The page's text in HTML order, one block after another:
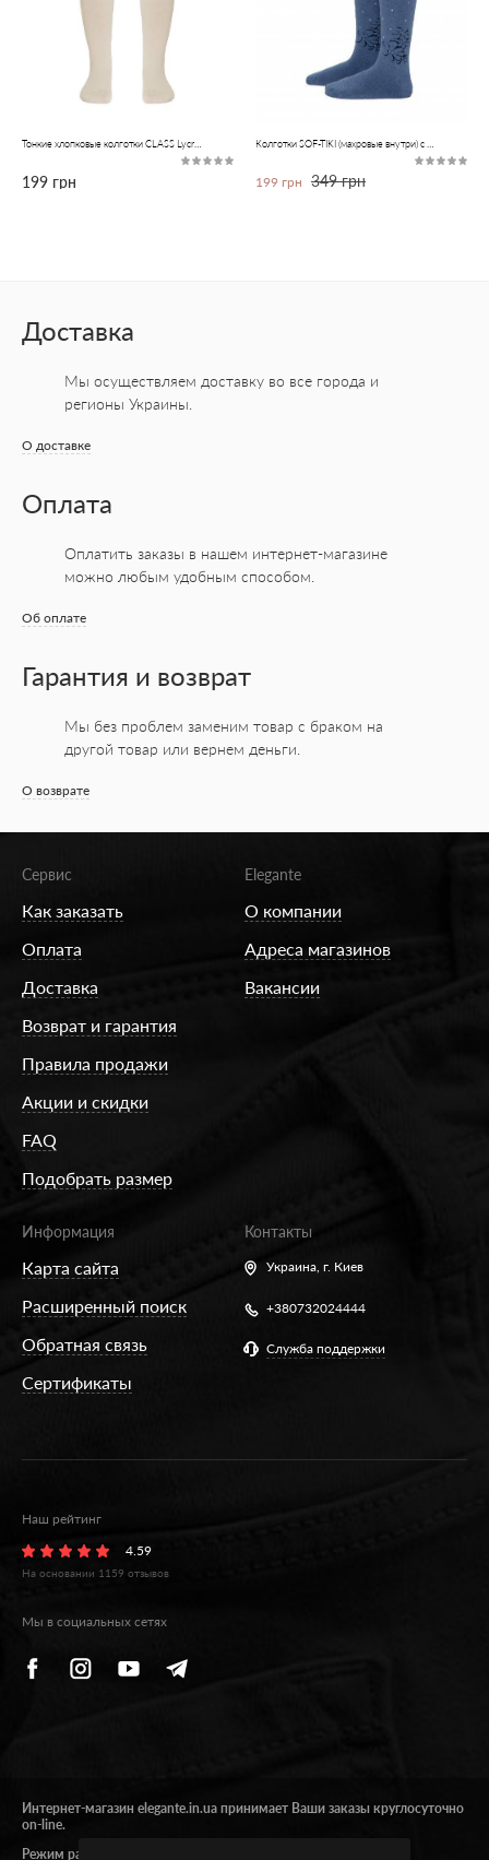
199 грн 199 грн 349 грн
Доставка
Мы осуществляем доставку во все города и
регионы Украины.
О доставке
Оплата
Оплатить заказы в нашем интернет-магазине
можно любым удобным способом.
Об оплате
Гарантия и возврат
Мы без проблем заменим товар с браком на
другой товар или вернем деньги.
О возврате
Сервис
Как заказать
Оплата
Доставка
Возврат и гарантия
Правила продажи
Акции и скидки
FAQ
Подобрать размер
Elegante
О компании
Адреса магазинов
Вакансии
Информация
Карта сайта
Расширенный поиск
Обратная связь
Сертификаты
Контакты
Украина, г. Киев
+380732024444
Служба поддержки
Наш рейтинг
4.59
На основании 1159 отзывов
Мы в социальных сетях
Интернет-магазин elegante.in.ua принимает Ваши заказы круглосуточно
on-line.
Режим работы 09:00 - 17:00.